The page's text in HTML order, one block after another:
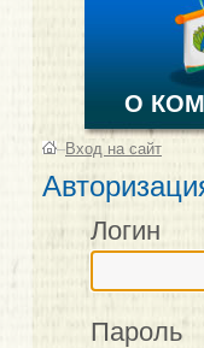
О
–Вход на сайт
Логин
Пароль